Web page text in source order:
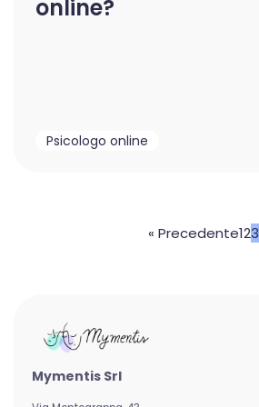
online?
Psicologo online
« Precedente123
Mymentis Srl